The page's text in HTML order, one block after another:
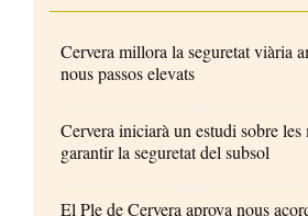
Cervera millora la seguretat viària
nous passos elevats
Cervera iniciarà un estudi sobre les
garantir la seguretat del subsol
El Ple de Cervera aprova nous